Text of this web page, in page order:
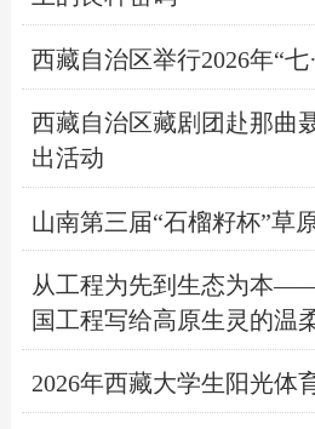
西藏自治区举行2026年“七
西藏自治区藏剧团赴那曲
出活动
山南第三届“石榴籽杯”草
从工程为先到生态为本
国工程写给高原生灵的温
2026年西藏大学生阳光体